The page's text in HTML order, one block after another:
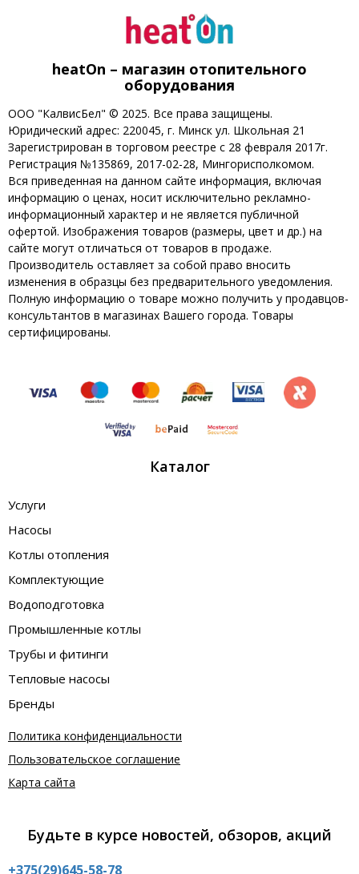
heatOn – магазин отопительного
оборудования
ООО "КалвисБел" © 2025. Все права защищены.
Юридический адрес: 220045, г. Минск ул. Школьная 21
Зарегистрирован в торговом реестре с 28 февраля 2017г.
Регистрация №135869, 2017-02-28, Мингорисполкомом.
Вся приведенная на данном сайте информация, включая
информацию о ценах, носит исключительно рекламно-
информационный характер и не является публичной
офертой. Изображения товаров (размеры, цвет и др.) на
сайте могут отличаться от товаров в продаже.
Производитель оставляет за собой право вносить
изменения в образцы без предварительного уведомления.
Полную информацию о товаре можно получить у продавцов-
консультантов в магазинах Вашего города. Товары
сертифицированы.
Каталог
Услуги
Насосы
Котлы отопления
Комплектующие
Водоподготовка
Промышленные котлы
Трубы и фитинги
Тепловые насосы
Бренды
Политика конфиденциальности
Пользовательское соглашение
Карта сайта
Будьте в курсе новостей, обзоров, акций
+375(29)645-58-78